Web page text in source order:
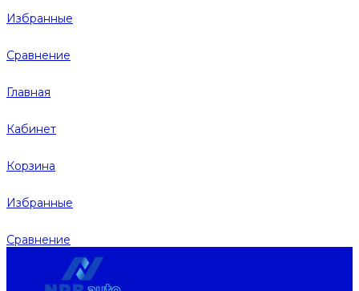
Избранные
Сравнение
Главная
Кабинет
Корзина
Избранные
Сравнение